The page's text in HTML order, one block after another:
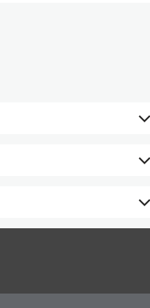
ผสมที่สะอาดไร้กังวล เพื่อให้